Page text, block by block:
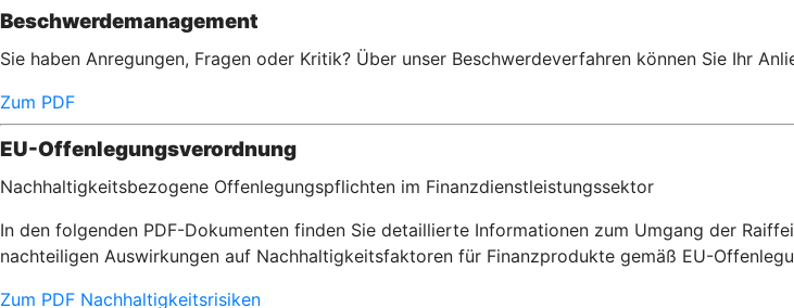
Beschwerdemanagement
Sie haben Anregungen, Fragen oder Kritik? Über unser Beschwerdeverfahren können Sie Ihr
Zum PDF
EU-Offenlegungsverordnung
Nachhaltigkeitsbezogene Offenlegungspflichten im Finanzdienstleistungssektor
In den folgenden PDF-Dokumenten finden Sie detaillierte Informationen zum Umgang der
nachteiligen Auswirkungen auf Nachhaltigkeitsfaktoren für Finanzprodukte gemäß EU-
Zum PDF Nachhaltigkeitsrisiken